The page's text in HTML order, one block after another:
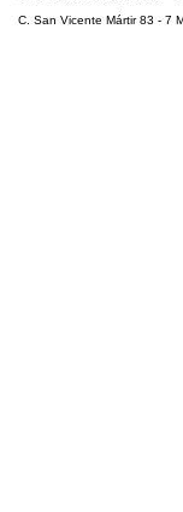
C. San Vicente Mártir 83 - 7